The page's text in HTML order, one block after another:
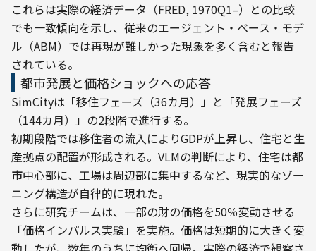
これらは実際の経済データ（FRED, 1970Q1–）との比較
でも一致傾向を示し、従来のエージェント・ベース・モデ
ル（ABM）では再現が難しかった現象を多く含むと報告
されている。
都市発展と価格ショックへの応答
SimCityは「移住フェーズ（36カ月）」と「発展フェーズ
（144カ月）」の2段階で進行する。
初期段階では移住者の流入によりGDPが上昇し、住宅と生
産拠点の配置が形成される。VLMの判断により、住宅は都
市中心部に、工場は周辺部に集中するなど、現実的なゾー
ニング構造が自律的に現れた。
さらに研究チームは、一部の財の価格を50％変動させる
「価格インパルス実験」を実施。価格は短期的に大きく変